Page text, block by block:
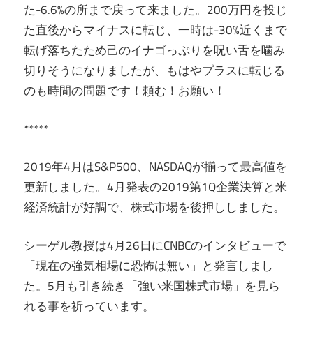
た-6.6%の所まで戻って来ました。200万円を投じ
た直後からマイナスに転じ、一時は-30%近くまで
転げ落ちたため己のイナゴっぷりを呪い舌を噛み
切りそうになりましたが、もはやプラスに転じる
のも時間の問題です！頼む！お願い！
*****
2019年4月はS&P500、NASDAQが揃って最高値を
更新しました。4月発表の2019第1Q企業決算と米
経済統計が好調で、株式市場を後押ししました。
シーゲル教授は4月26日にCNBCのインタビューで
「現在の強気相場に恐怖は無い」と発言しまし
た。5月も引き続き「強い米国株式市場」を見ら
れる事を祈っています。